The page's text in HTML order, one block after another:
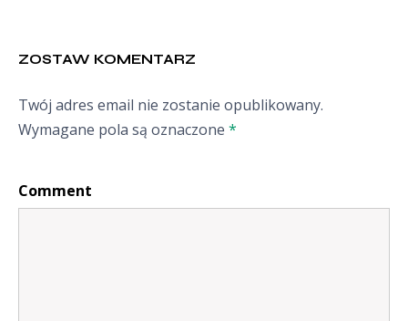
ZOSTAW KOMENTARZ
Twój adres email nie zostanie opublikowany.
Wymagane pola są oznaczone *
Comment